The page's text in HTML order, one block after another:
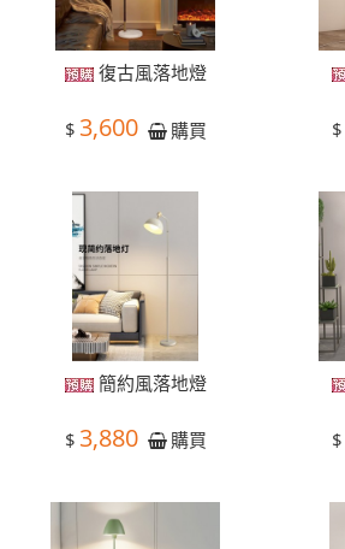
復古風落地燈
$ 3,600 購買 $
簡約風落地燈
$ 3,880 購買 $